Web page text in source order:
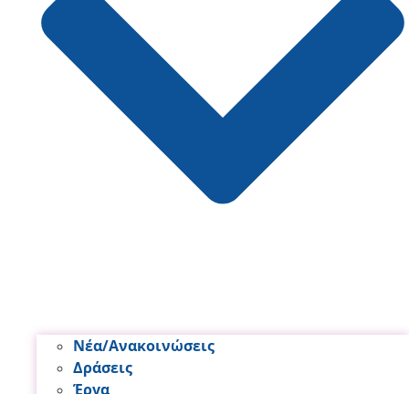
Νέα/Ανακοινώσεις
Δράσεις
Έργα